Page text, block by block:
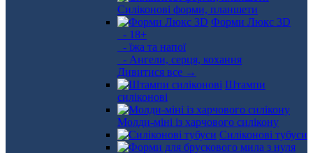
Силіконові форми, планшети
Форми Люкс 3D
- 18+
- їжа та напої
- Ангели, серця, кохання
Дивитися все →
Штампи
силіконові
Молди-міні із харчового силікону
Силіконові тубуси